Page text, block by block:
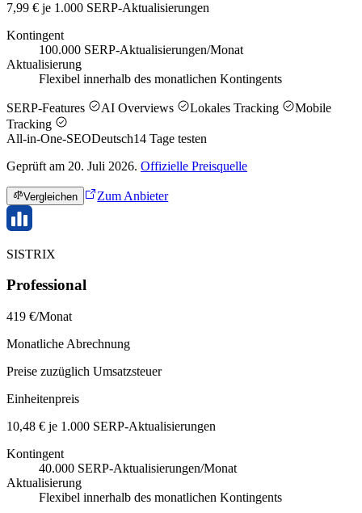
7,99 € je 1.000 SERP-Aktualisierungen
Kontingent
100.000 SERP-Aktualisierungen/Monat
Aktualisierung
Flexibel innerhalb des monatlichen Kontingents
SERP-Features AI Overviews Lokales Tracking
Mobile
Tracking
All-in-One-SEODeutsch14 Tage testen
Geprüft am 20. Juli 2026. Offizielle Preisquelle
Vergleichen Zum Anbieter
SISTRIX
Professional
419 €/Monat
Monatliche Abrechnung
Preise zuzüglich Umsatzsteuer
Einheitenpreis
10,48 € je 1.000 SERP-Aktualisierungen
Kontingent
40.000 SERP-Aktualisierungen/Monat
Aktualisierung
Flexibel innerhalb des monatlichen Kontingents